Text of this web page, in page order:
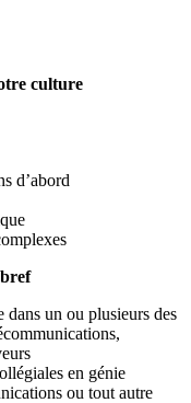
culture
d’abord
dans un ou plusieurs des
en génie
ou tout autre